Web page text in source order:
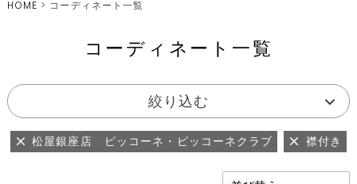
HOME コーディネート一覧
コーディネート一覧
絞り込む
松屋銀座店 ピッコーネ・ピッコーネクラブ 襟付き